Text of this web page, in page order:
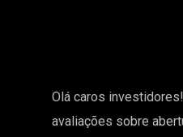
Olá caros
avaliações sobre